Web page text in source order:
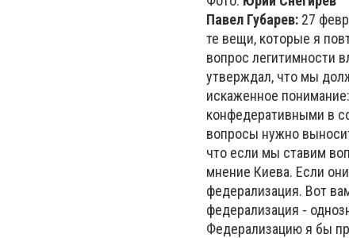
Павел Губарев: 27
те вещи, которые я
вопрос легитимности
утверждал, что мы
искаженное
конфедеративными в
вопросы нужно
что если мы ставим
мнение Киева. Если
федерализация. Вот
федерализация -
Федерализацию я бы